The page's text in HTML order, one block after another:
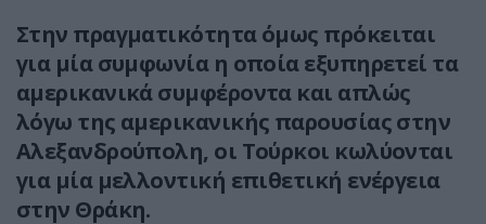
Στην πραγματικότητα όμως πρόκειται
για μία συμφωνία η οποία εξυπηρετεί τα
αμερικανικά συμφέροντα και απλώς
λόγω της αμερικανικής παρουσίας στην
Αλεξανδρούπολη, οι Τούρκοι κωλύονται
για μία μελλοντική επιθετική ενέργεια
στην Θράκη.